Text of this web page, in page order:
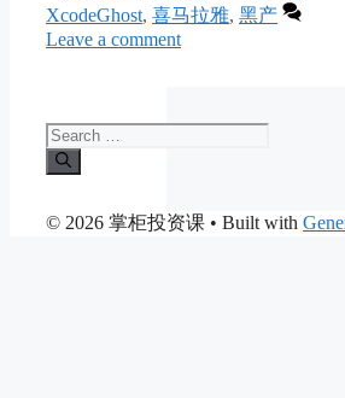
XcodeGhost, 喜马拉雅, 黑产
Leave a comment
Search
for:
© 2026 掌柜投资课 • Built with